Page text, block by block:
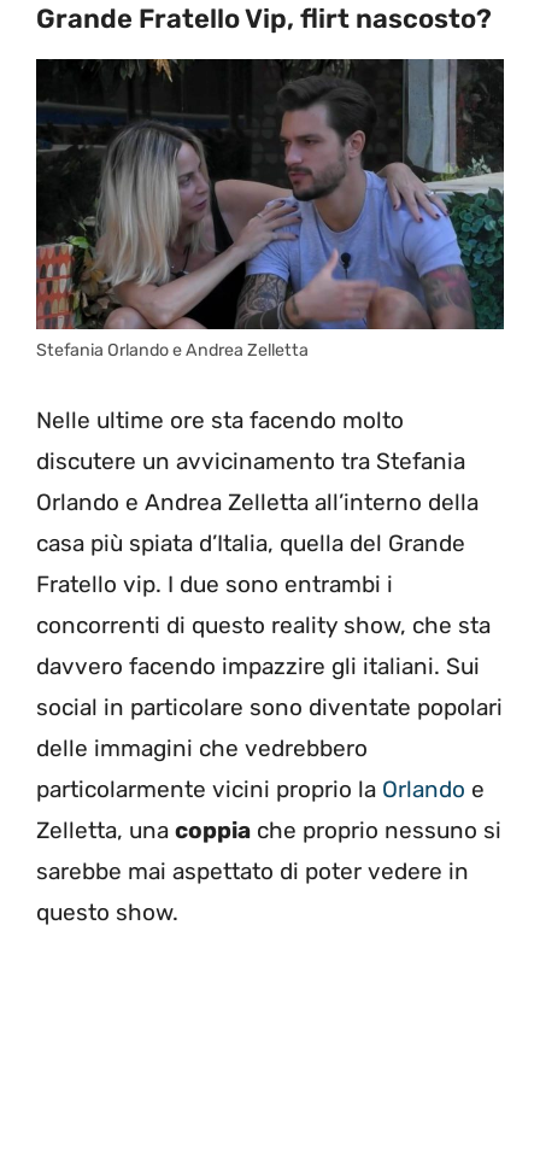
Grande Fratello Vip, flirt nascosto?
Stefania Orlando e Andrea Zelletta
Nelle ultime ore sta facendo molto
discutere un avvicinamento tra Stefania
Orlando e Andrea Zelletta all’interno della
casa più spiata d’Italia, quella del Grande
Fratello vip. I due sono entrambi i
concorrenti di questo reality show, che sta
davvero facendo impazzire gli italiani. Sui
social in particolare sono diventate popolari
delle immagini che vedrebbero
particolarmente vicini proprio la Orlando e
Zelletta, una coppia che proprio nessuno si
sarebbe mai aspettato di poter vedere in
questo show.